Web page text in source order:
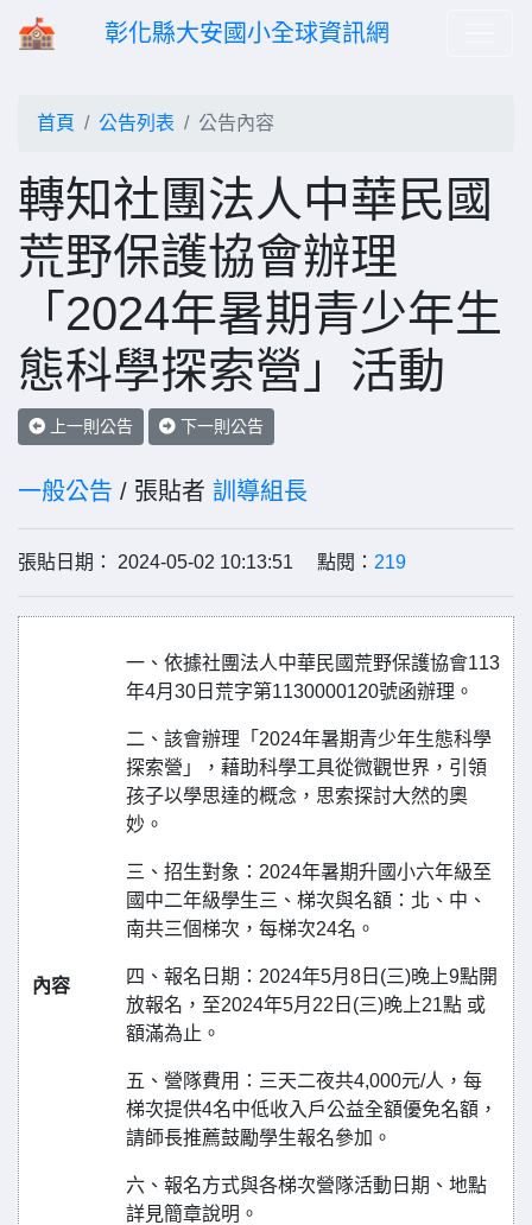
彰化縣大安國小全球資訊網
首頁 公告列表 公告內容
轉知社團法人中華民國
荒野保護協會辦理
「2024年暑期青少年生
態科學探索營」活動
上一則公告 下一則公告
一般公告 / 張貼者 訓導組長
張貼日期： 2024-05-02 10:13:51 點閱： 219
內容
一、依據社團法人中華民國荒野保護協會113
年4月30日荒字第1130000120號函辦理。
二、該會辦理「2024年暑期青少年生態科學
探索營」，藉助科學工具從微觀世界，引領
孩子以學思達的概念，思索探討大然的奧
妙。
三、招生對象：2024年暑期升國小六年級至
國中二年級學生三、梯次與名額：北、中、
南共三個梯次，每梯次24名。
四、報名日期：2024年5月8日(三)晚上9點開
放報名，至2024年5月22日(三)晚上21點 或
額滿為止。
五、營隊費用：三天二夜共4,000元/人，每
梯次提供4名中低收入戶公益全額優免名額，
請師長推薦鼓勵學生報名參加。
六、報名方式與各梯次營隊活動日期、地點
詳見簡章說明。